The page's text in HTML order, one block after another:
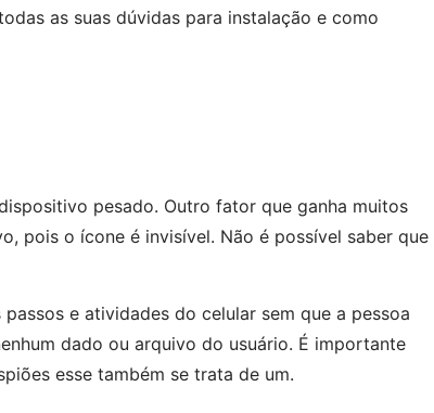
as suas dúvidas para instalação e como
pesado. Outro fator que ganha muitos
pois o ícone é invisível. Não é possível saber que
e atividades do celular sem que a pessoa
dado ou arquivo do usuário. É importante
esse também se trata de um.